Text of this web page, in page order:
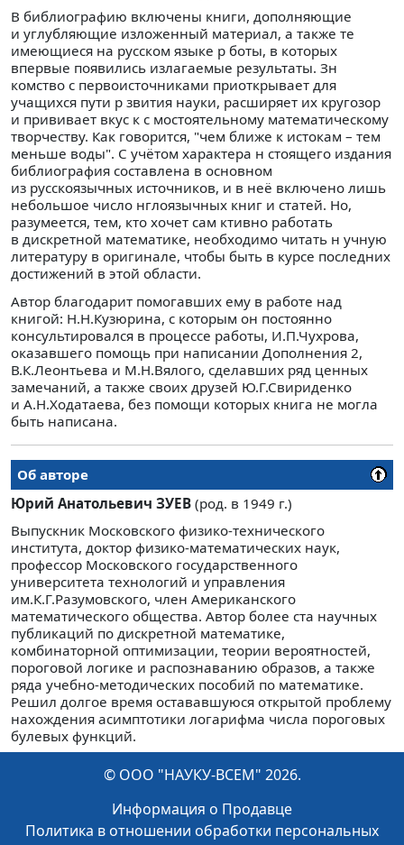
В библиографию включены книги, дополняющие
и углубляющие изложенный материал, а также те
имеющиеся на русском языке р боты, в которых
впервые появились излагаемые результаты. Зн
комство с первоисточниками приоткрывает для
учащихся пути р звития науки, расширяет их кругозор
и прививает вкус к с мостоятельному математическому
творчеству. Как говорится, "чем ближе к истокам – тем
меньше воды". С учётом характера н стоящего издания
библиография составлена в основном
из русскоязычных источников, и в неё включено лишь
небольшое число нглоязычных книг и статей. Но,
разумеется, тем, кто хочет сам ктивно работать
в дискретной математике, необходимо читать н учную
литературу в оригинале, чтобы быть в курсе последних
достижений в этой области.
Автор благодарит помогавших ему в работе над
книгой: Н.Н.Кузюрина, с которым он постоянно
консультировался в процессе работы, И.П.Чухрова,
оказавшего помощь при написании Дополнения 2,
В.К.Леонтьева и М.Н.Вялого, сделавших ряд ценных
замечаний, а также своих друзей Ю.Г.Свириденко
и А.Н.Ходатаева, без помощи которых книга не могла
быть написана.
Об авторе
Юрий Анатольевич ЗУЕВ (род. в 1949 г.)
Выпускник Московского физико-технического
института, доктор физико-математических наук,
профессор Московского государственного
университета технологий и управления
им.К.Г.Разумовского, член Американского
математического общества. Автор более ста научных
публикаций по дискретной математике,
комбинаторной оптимизации, теории вероятностей,
пороговой логике и распознаванию образов, а также
ряда учебно-методических пособий по математике.
Решил долгое время остававшуюся открытой проблему
нахождения асимптотики логарифма числа пороговых
булевых функций.
© ООО "НАУКУ-ВСЕМ" 2026.
Информация о Продавце
Политика в отношении обработки персональных